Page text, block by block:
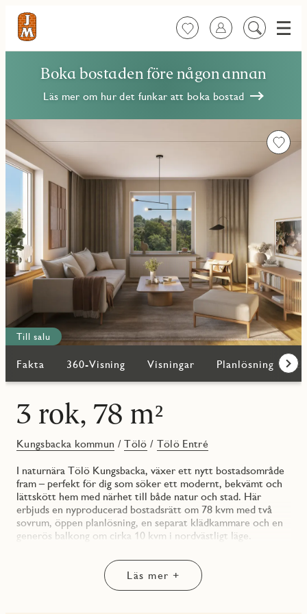
FavoriterLogga in
Sök
Meny
Boka bostaden före någon annan
Läs mer om hur det funkar att boka bostad
Till salu
Fakta 360-Visning Visningar Planlösning
3 rok, 78 m²
Kungsbacka kommun /Tölö / Tölö Entré
I naturnära Tölö Kungsbacka, växer ett nytt bostadsområde
fram – perfekt för dig som söker ett modernt, bekvämt och
lättskött hem med närhet till både natur och stad. Här
erbjuds en nyproducerad bostadsrätt om 78 kvm med två
sovrum, öppen planlösning, en separat klädkammare och en
generös balkong om cirka 10 kvm i nordvästligt läge.
Bostaden har en genomtänkt och yteffektiv planlösning där
varje kvadratmeter nyttjas smart. Hallen är möblerbar och
utrustad med skjutdörrsgarderober för praktisk förvaring
Läs mer +